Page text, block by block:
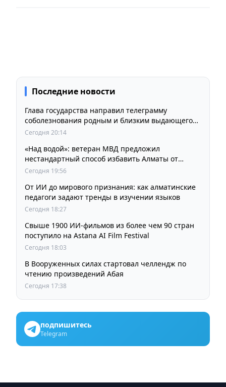
Последние новости
Глава государства направил телеграмму
соболезнования родным и близким выдающегося
кинорежиссера Ардака Амиркулова
Сегодня 20:14
«Над водой»: ветеран МВД предложил
нестандартный способ избавить Алматы от
пробок и смога
Сегодня 19:56
От ИИ до мирового признания: как алматинские
педагоги задают тренды в изучении языков
Сегодня 18:27
Свыше 1900 ИИ-фильмов из более чем 90 стран
поступило на Astana AI Film Festival
Сегодня 18:03
В Вооруженных силах стартовал челлендж по
чтению произведений Абая
Сегодня 17:38
подпишитесь
Telegram